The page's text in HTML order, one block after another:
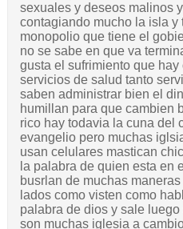
sexuales y deseos malinos
contagiando mucho la isla y
monopolio que tiene el
no se sabe en que va
gusta el sufrimiento que
servicios de salud tanto
saben administrar bien el
humillan para que cambien
rico hay todavia la cuna del
evangelio pero muchas
usan celulares mastican
la palabra de quien esta en
busrlan de muchas
lados como visten como
palabra de dios y sale
son muchas iglesia a